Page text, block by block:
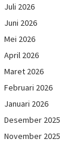
Juli 2026
Juni 2026
Mei 2026
April 2026
Maret 2026
Februari 2026
Januari 2026
Desember 2025
November 2025